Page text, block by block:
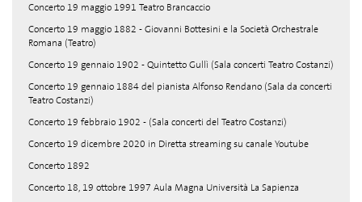
Concerto 19 maggio 1991 Teatro Brancaccio
Concerto 19 maggio 1882 - Giovanni Bottesini e la Società Orchestrale
Romana (Teatro)
Concerto 19 gennaio 1902 - Quintetto Gullì (Sala concerti Teatro Costanzi)
Concerto 19 gennaio 1884 del pianista Alfonso Rendano (Sala da concerti
Teatro Costanzi)
Concerto 19 febbraio 1902 - (Sala concerti del Teatro Costanzi)
Concerto 19 dicembre 2020 in Diretta streaming su canale Youtube
Concerto 1892
Concerto 18, 19 ottobre 1997 Aula Magna Università La Sapienza